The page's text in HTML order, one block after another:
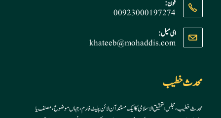
فون:
00923000197274
in
application
ای میل:
khateeb@mohaddis.com
Opens
محدث خطیب
محدث خطیب، مجلس التحقیق الاسلامی کا ایک مستند آن لائن پلیٹ فارم، جہاں موضوع، مصنف یا